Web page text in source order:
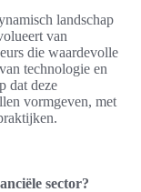
landschap
van
die waardevolle
technologie en
dat deze
vormgeven, met
sector?